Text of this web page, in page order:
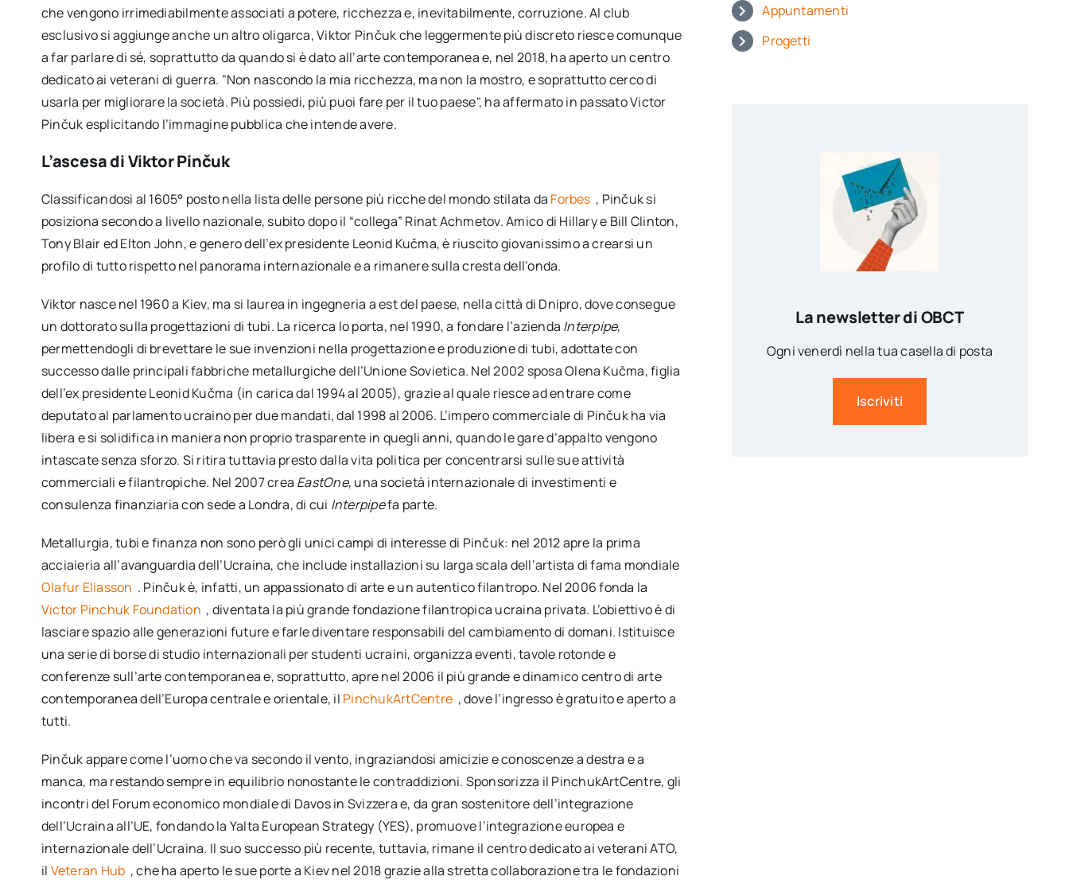
che vengono irrimediabilmente associati a potere, ricchezza e, inevitabilmente, corruzione. Al club
esclusivo si aggiunge anche un altro oligarca, Viktor Pinčuk che leggermente più discreto riesce comunque
a far parlare di sé, soprattutto da quando si è dato all’arte contemporanea e, nel 2018, ha aperto un centro
dedicato ai veterani di guerra. "Non nascondo la mia ricchezza, ma non la mostro, e soprattutto cerco di
usarla per migliorare la società. Più possiedi, più puoi fare per il tuo paese", ha affermato in passato Victor
Pinčuk esplicitando l’immagine pubblica che intende avere.
L’ascesa di Viktor Pinčuk
Classificandosi al 1605° posto nella lista delle persone più ricche del mondo stilata da Forbes , Pinčuk si
posiziona secondo a livello nazionale, subito dopo il “collega” Rinat Achmetov. Amico di Hillary e Bill Clinton,
Tony Blair ed Elton John, e genero dell’ex presidente Leonid Kučma, è riuscito giovanissimo a crearsi un
profilo di tutto rispetto nel panorama internazionale e a rimanere sulla cresta dell’onda.
Viktor nasce nel 1960 a Kiev, ma si laurea in ingegneria a est del paese, nella città di Dnipro, dove consegue
un dottorato sulla progettazioni di tubi. La ricerca lo porta, nel 1990, a fondare l’azienda Interpipe,
permettendogli di brevettare le sue invenzioni nella progettazione e produzione di tubi, adottate con
successo dalle principali fabbriche metallurgiche dell’Unione Sovietica. Nel 2002 sposa Olena Kučma, figlia
dell’ex presidente Leonid Kučma (in carica dal 1994 al 2005), grazie al quale riesce ad entrare come
deputato al parlamento ucraino per due mandati, dal 1998 al 2006. L’impero commerciale di Pinčuk ha via
libera e si solidifica in maniera non proprio trasparente in quegli anni, quando le gare d’appalto vengono
intascate senza sforzo. Si ritira tuttavia presto dalla vita politica per concentrarsi sulle sue attività
commerciali e filantropiche. Nel 2007 crea EastOne, una società internazionale di investimenti e
consulenza finanziaria con sede a Londra, di cui Interpipefa parte.
Metallurgia, tubi e finanza non sono però gli unici campi di interesse di Pinčuk: nel 2012 apre la prima
acciaieria all’avanguardia dell’Ucraina, che include installazioni su larga scala dell’artista di fama mondiale
Olafur Eliasson . Pinčuk è, infatti, un appassionato di arte e un autentico filantropo. Nel 2006 fonda la
Victor Pinchuk Foundation , diventata la più grande fondazione filantropica ucraina privata. L’obiettivo è di
lasciare spazio alle generazioni future e farle diventare responsabili del cambiamento di domani. Istituisce
una serie di borse di studio internazionali per studenti ucraini, organizza eventi, tavole rotonde e
conferenze sull’arte contemporanea e, soprattutto, apre nel 2006 il più grande e dinamico centro di arte
contemporanea dell’Europa centrale e orientale, il PinchukArtCentre , dove l’ingresso è gratuito e aperto a
tutti.
Pinčuk appare come l’uomo che va secondo il vento, ingraziandosi amicizie e conoscenze a destra e a
manca, ma restando sempre in equilibrio nonostante le contraddizioni. Sponsorizza il PinchukArtCentre, gli
incontri del Forum economico mondiale di Davos in Svizzera e, da gran sostenitore dell’integrazione
dell’Ucraina all’UE, fondando la Yalta European Strategy (YES), promuove l’integrazione europea e
internazionale dell’Ucraina. Il suo successo più recente, tuttavia, rimane il centro dedicato ai veterani ATO,
il Veteran Hub , che ha aperto le sue porte a Kiev nel 2018 grazie alla stretta collaborazione tra le fondazioni
Appuntamenti
Progetti
La newsletter di OBCT
Ogni venerdì nella tua casella di posta
Iscriviti